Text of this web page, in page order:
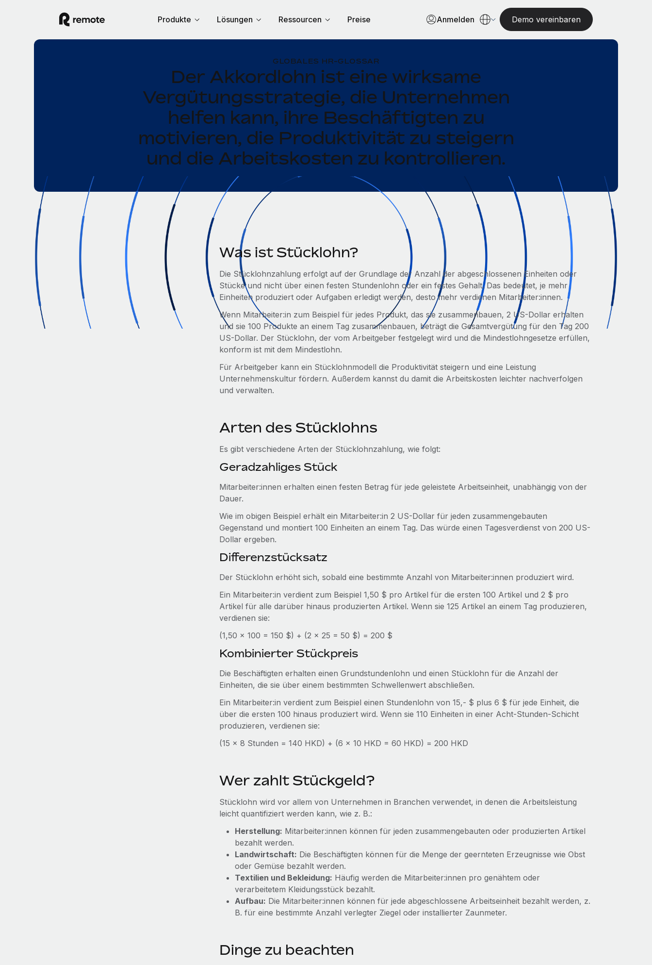
Produkte Lösungen Ressourcen Preise Anmelden Demo vereinbaren
GLOBALES HR-GLOSSAR
Der Akkordlohn ist eine wirksame
Vergütungsstrategie, die Unternehmen
helfen kann, ihre Beschäftigten zu
motivieren, die Produktivität zu steigern
und die Arbeitskosten zu kontrollieren.
Was ist Stücklohn?
Die Stücklohnzahlung erfolgt auf der Grundlage der Anzahl der abgeschlossenen Einheiten oder
Stücke und nicht über einen festen Stundenlohn oder ein festes Gehalt. Das bedeutet, je mehr
Einheiten produziert oder Aufgaben erledigt werden, desto mehr verdienen Mitarbeiter:innen.
Wenn Mitarbeiter:in zum Beispiel für jedes Produkt, das sie zusammenbauen, 2 US-Dollar erhalten
und sie 100 Produkte an einem Tag zusammenbauen, beträgt die Gesamtvergütung für den Tag 200
US-Dollar. Der Stücklohn, der vom Arbeitgeber festgelegt wird und die Mindestlohngesetze erfüllen,
konform ist mit dem Mindestlohn.
Für Arbeitgeber kann ein Stücklohnmodell die Produktivität steigern und eine Leistung
Unternehmenskultur fördern. Außerdem kannst du damit die Arbeitskosten leichter nachverfolgen
und verwalten.
Arten des Stücklohns
Es gibt verschiedene Arten der Stücklohnzahlung, wie folgt:
Geradzahliges Stück
Mitarbeiter:innen erhalten einen festen Betrag für jede geleistete Arbeitseinheit, unabhängig von der
Dauer.
Wie im obigen Beispiel erhält ein Mitarbeiter:in 2 US-Dollar für jeden zusammengebauten
Gegenstand und montiert 100 Einheiten an einem Tag. Das würde einen Tagesverdienst von 200 US-
Dollar ergeben.
Differenzstücksatz
Der Stücklohn erhöht sich, sobald eine bestimmte Anzahl von Mitarbeiter:innen produziert wird.
Ein Mitarbeiter:in verdient zum Beispiel 1,50 $ pro Artikel für die ersten 100 Artikel und 2 $ pro
Artikel für alle darüber hinaus produzierten Artikel. Wenn sie 125 Artikel an einem Tag produzieren,
verdienen sie:
(1,50 x 100 = 150 $) + (2 x 25 = 50 $) = 200 $
Kombinierter Stückpreis
Die Beschäftigten erhalten einen Grundstundenlohn und einen Stücklohn für die Anzahl der
Einheiten, die sie über einem bestimmten Schwellenwert abschließen.
Ein Mitarbeiter:in verdient zum Beispiel einen Stundenlohn von 15,- $ plus 6 $ für jede Einheit, die
über die ersten 100 hinaus produziert wird. Wenn sie 110 Einheiten in einer Acht-Stunden-Schicht
produzieren, verdienen sie:
(15 x 8 Stunden = 140 HKD) + (6 x 10 HKD = 60 HKD) = 200 HKD
Wer zahlt Stückgeld?
Stücklohn wird vor allem von Unternehmen in Branchen verwendet, in denen die Arbeitsleistung
leicht quantifiziert werden kann, wie z. B.:
Herstellung: Mitarbeiter:innen können für jeden zusammengebauten oder produzierten Artikel
bezahlt werden.
Landwirtschaft: Die Beschäftigten können für die Menge der geernteten Erzeugnisse wie Obst
oder Gemüse bezahlt werden.
Textilien und Bekleidung: Häufig werden die Mitarbeiter:innen pro genähtem oder
verarbeitetem Kleidungsstück bezahlt.
Aufbau: Die Mitarbeiter:innen können für jede abgeschlossene Arbeitseinheit bezahlt werden, z.
B. für eine bestimmte Anzahl verlegter Ziegel oder installierter Zaunmeter.
Dinge zu beachten